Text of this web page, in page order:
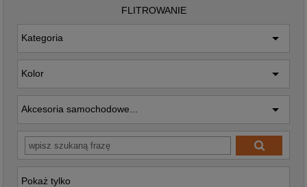
FLITROWANIE
Kategoria
Kolor
Akcesoria samochodowe...
Pokaż tylko